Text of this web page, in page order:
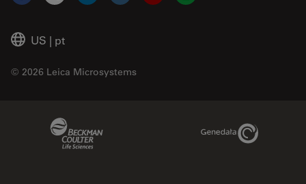
US | pt
© 2026 Leica Microsystems
Genedata Link